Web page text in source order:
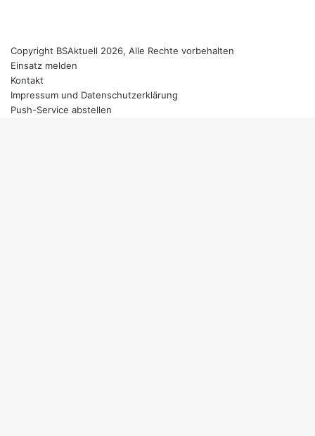
Copyright BSAktuell 2026, Alle Rechte vorbehalten
Einsatz melden
Kontakt
Impressum und Datenschutzerklärung
Push-Service abstellen